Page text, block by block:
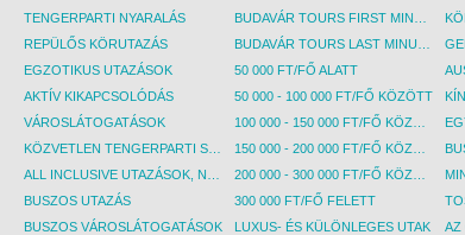
TENGERPARTI NYARALÁS
REPÜLŐS KÖRUTAZÁS
EGZOTIKUS UTAZÁSOK
AKTÍV KIKAPCSOLÓDÁS
VÁROSLÁTOGATÁSOK
BUSZOS UTAZÁS
BUSZOS VÁROSLÁTOGATÁSOK
50 000 FT/FŐ ALATT
50 000 - 100 000 FT/FŐ KÖZÖTT
300 000 FT/FŐ FELETT
LUXUS- ÉS KÜLÖNLEGES UTAK